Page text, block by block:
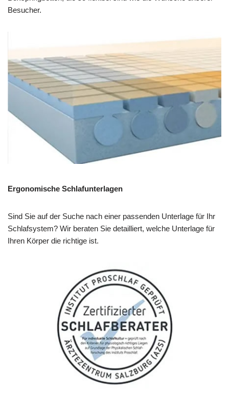
Besucher.
Ergonomische Schlafunterlagen
Sind Sie auf der Suche nach einer passenden Unterlage für Ihr
Schlafsystem? Wir beraten Sie detailliert, welche Unterlage für
Ihren Körper die richtige ist.